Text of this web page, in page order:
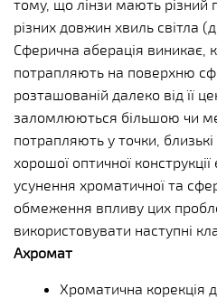
тому, що лінзи мають різний
різних довжин хвиль світла
Сферична аберація виникає,
потрапляють на поверхню
розташованій далеко від її
заломлюються більшою чи
потрапляють у точки,
хорошої оптичної
усунення хроматичної та
обмеження впливу цих
використовувати наступні
Ахромат
Хроматична корекція